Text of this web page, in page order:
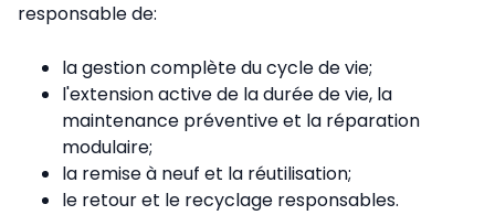
responsable de:
la gestion complète du cycle de vie;
l'extension active de la durée de vie, la
maintenance préventive et la réparation
modulaire;
la remise à neuf et la réutilisation;
le retour et le recyclage responsables.